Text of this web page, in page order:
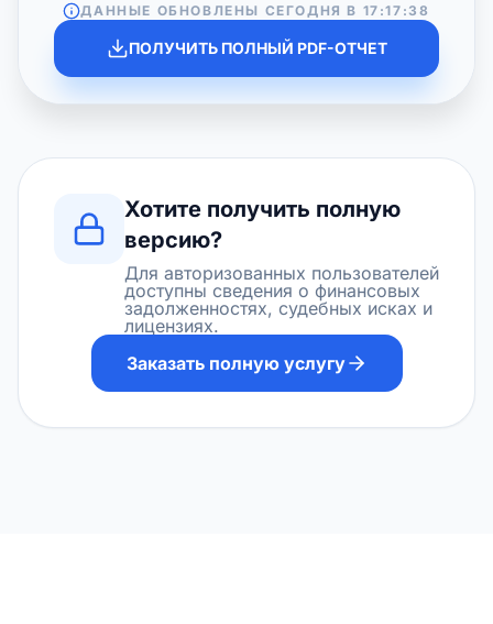
ДАННЫЕ ОБНОВЛЕНЫ СЕГОДНЯ В 17:17:38
ПОЛУЧИТЬ ПОЛНЫЙ PDF-ОТЧЕТ
Хотите получить полную
версию?
Для авторизованных пользователей
доступны сведения о финансовых
задолженностях, судебных исках и
лицензиях.
Заказать полную услугу